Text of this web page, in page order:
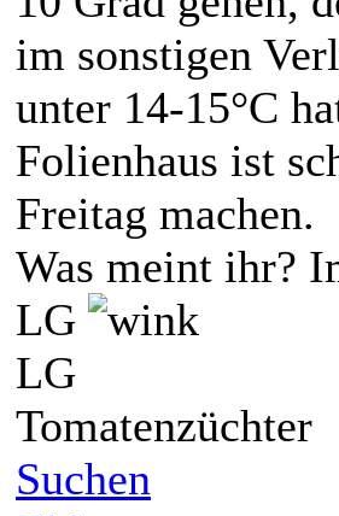
im sonstigen
unter 14-15°C
Folienhaus ist
Freitag machen.
Was meint ihr?
LG
LG
Tomatenzüchter
Suchen